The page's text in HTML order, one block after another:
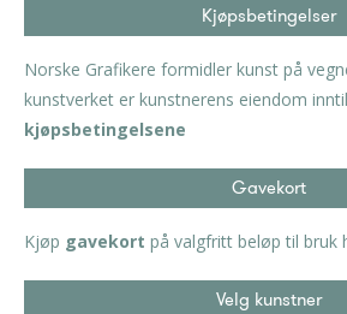
Kjøpsbetingelser
Norske Grafikere formidler kunst på
kunstverket er kunstnerens eiendom
kjøpsbetingelsene
Gavekort
Kjøp gavekort på valgfritt beløp til bruk
Velg kunstner